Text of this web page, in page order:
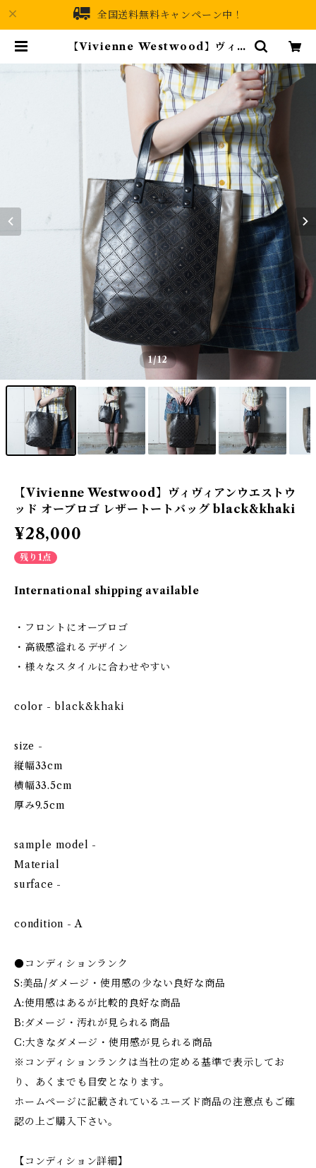
全国送料無料キャンペーン中！
【Vivienne Westwood】ヴィヴ
レザートートバッグ black&khaki
| MIXHIVE
1/12
【Vivienne Westwood】ヴィヴィアンウエストウ
ッド オーブロゴ レザートートバッグ black&khaki
¥28,000
残り1点
International shipping available
・フロントにオーブロゴ
・高級感溢れるデザイン
・様々なスタイルに合わせやすい
color - black&khaki
size -
縦幅33cm
横幅33.5cm
厚み9.5cm
sample model -
Material
surface -
condition - A
●コンディションランク
S:美品/ダメージ・使用感の少ない良好な商品
A:使用感はあるが比較的良好な商品
B:ダメージ・汚れが見られる商品
C:大きなダメージ・使用感が見られる商品
※コンディションランクは当社の定める基準で表示してお
り、あくまでも目安となります。
ホームページに記載されているユーズド商品の注意点もご確
認の上ご購入下さい。
【コンディション詳細】